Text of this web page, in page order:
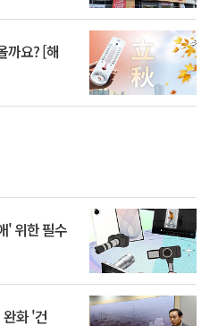
까요? [해
' 위한 필수
화 '건